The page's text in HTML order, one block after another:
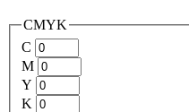
CMYK
C
M
Y
K